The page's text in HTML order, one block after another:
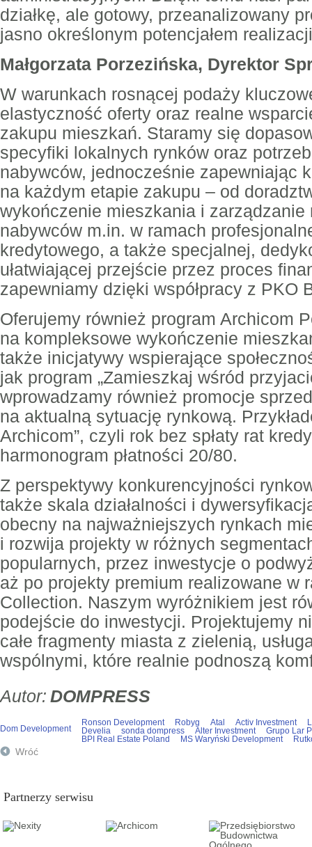
działkę, ale gotowy, przeanalizowany
jasno określonym potencjałem
Małgorzata Porzezińska, Dyrektor
W warunkach rosnącej podaży
elastyczność oferty oraz realne
zakupu mieszkań. Staramy się
specyfiki lokalnych rynków oraz
nabywców, jednocześnie zapewniając
na każdym etapie zakupu – od
wykończenie mieszkania i zarządzanie
nabywców m.in. w ramach
kredytowego, a także specjalnej,
ułatwiającej przejście przez proces
zapewniamy dzięki współpracy z PKO
Oferujemy również program Archicom
na kompleksowe wykończenie
także inicjatywy wspierające
jak program „Zamieszkaj wśród
wprowadzamy również promocje
na aktualną sytuację rynkową.
Archicom”, czyli rok bez spłaty rat
harmonogram płatności 20/80.
Z perspektywy konkurencyjności
także skala działalności i
obecny na najważniejszych rynkach
i rozwija projekty w różnych
popularnych, przez inwestycje o
aż po projekty premium realizowane w
Collection. Naszym wyróżnikiem jest
podejście do inwestycji. Projektujemy
całe fragmenty miasta z zielenią,
wspólnymi, które realnie podnoszą
DOMPRESS
Dom Development
Ronson Development Robyg Atal Activ Investment
Develia
sonda dompress Alter Investment
Grupo Lar
BPI Real Estate Poland
MS Waryński Development
Wróć
Partnerzy serwisu